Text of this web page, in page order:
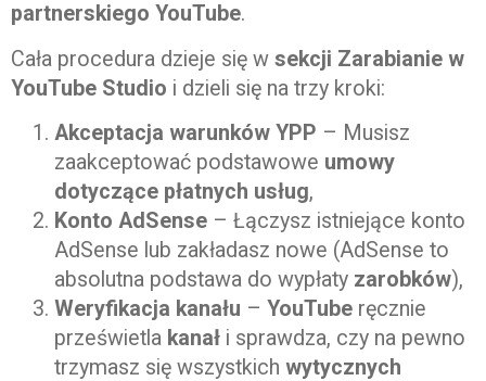
partnerskiego YouTube.
Cała procedura dzieje się w sekcji Zarabianie w
YouTube Studio i dzieli się na trzy kroki:
Akceptacja warunków YPP – Musisz
zaakceptować podstawowe umowy
dotyczące płatnych usług,
Konto AdSense – Łączysz istniejące konto
AdSense lub zakładasz nowe (AdSense to
absolutna podstawa do wypłaty zarobków),
Weryfikacja kanału – YouTube ręcznie
prześwietla kanał i sprawdza, czy na pewno
trzymasz się wszystkich wytycznych